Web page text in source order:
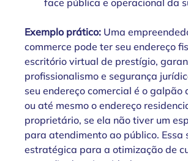
Exemplo prático: Uma
commerce pode ter seu endereço
escritório virtual de prestígio,
profissionalismo e segurança
seu endereço comercial é o galpão
ou até mesmo o endereço
proprietário, se ela não tiver um
para atendimento ao público. Essa
estratégica para a otimização de